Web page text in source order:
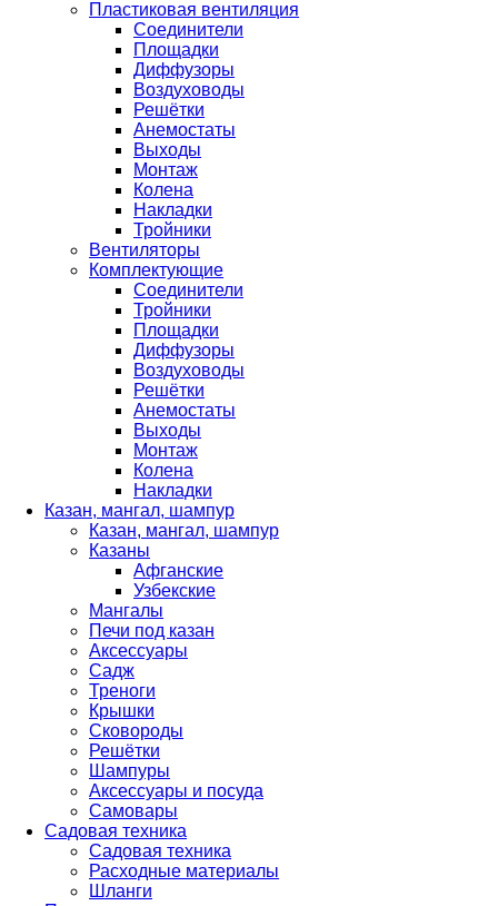
Пластиковая вентиляция
Соединители
Площадки
Диффузоры
Воздуховоды
Решётки
Анемостаты
Выходы
Монтаж
Колена
Накладки
Тройники
Вентиляторы
Комплектующие
Соединители
Тройники
Площадки
Диффузоры
Воздуховоды
Решётки
Анемостаты
Выходы
Монтаж
Колена
Накладки
Казан, мангал, шампур
Казан, мангал, шампур
Казаны
Афганские
Узбекские
Мангалы
Печи под казан
Аксессуары
Садж
Треноги
Крышки
Сковороды
Решётки
Шампуры
Аксессуары и посуда
Самовары
Садовая техника
Садовая техника
Расходные материалы
Шланги